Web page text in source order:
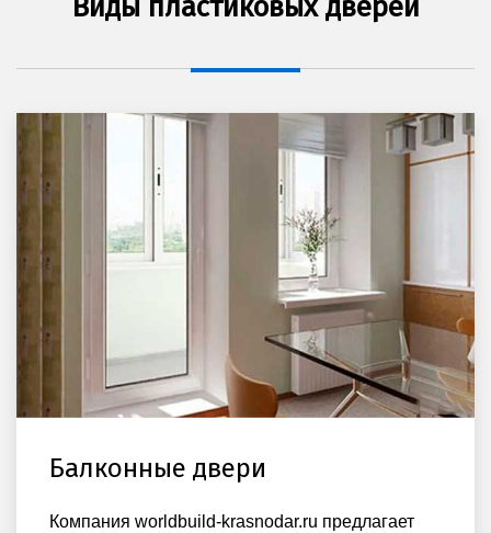
Балконные двери
Компания worldbuild-krasnodar.ru предлагает